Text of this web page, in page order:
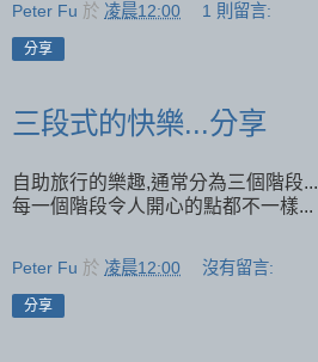
Peter Fu 於 凌晨12:00 1 則留言:
分享
三段式的快樂...分享
自助旅行的樂趣,通常分為三個階段...
每一個階段令人開心的點都不一樣...
Peter Fu 於 凌晨12:00 沒有留言:
分享